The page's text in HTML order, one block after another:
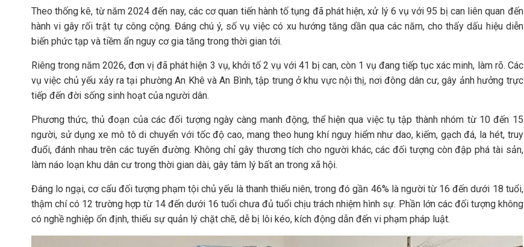
Theo thống kê, từ năm 2024 đến nay, các cơ quan tiến hành tố tụng đã phát hiện, xử lý 6 vụ với 95 bị can liên quan đến
hành vi gây rối trật tự công cộng. Đáng chú ý, số vụ việc có xu hướng tăng dần qua các năm, cho thấy dấu hiệu diễn
biến phức tạp và tiềm ẩn nguy cơ gia tăng trong thời gian tới.
Riêng trong năm 2026, đơn vị đã phát hiện 3 vụ, khởi tố 2 vụ với 41 bị can, còn 1 vụ đang tiếp tục xác minh, làm rõ. Các
vụ việc chủ yếu xảy ra tại phường An Khê và An Bình, tập trung ở khu vực nội thị, nơi đông dân cư, gây ảnh hưởng trực
tiếp đến đời sống sinh hoạt của người dân.
Phương thức, thủ đoạn của các đối tượng ngày càng manh động, thể hiện qua việc tụ tập thành nhóm từ 10 đến 15
người, sử dụng xe mô tô di chuyển với tốc độ cao, mang theo hung khí nguy hiểm như dao, kiếm, gạch đá, la hét, truy
đuổi, đánh nhau trên các tuyến đường. Không chỉ gây thương tích cho người khác, các đối tượng còn đập phá tài sản,
làm náo loạn khu dân cư trong thời gian dài, gây tâm lý bất an trong xã hội.
Đáng lo ngại, cơ cấu đối tượng phạm tội chủ yếu là thanh thiếu niên, trong đó gần 46% là người từ 16 đến dưới 18 tuổi,
thậm chí có 12 trường hợp từ 14 đến dưới 16 tuổi chưa đủ tuổi chịu trách nhiệm hình sự. Phần lớn các đối tượng không
có nghề nghiệp ổn định, thiếu sự quản lý chặt chẽ, dễ bị lôi kéo, kích động dẫn đến vi phạm pháp luật.